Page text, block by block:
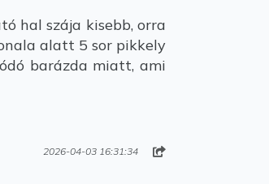
hal szája kisebb, orra
alatt 5 sor pikkely
barázda miatt, ami
2026-04-03 16:31:34